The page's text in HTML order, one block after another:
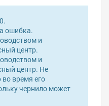
ошибка.
и
центр.
и
центр. Не
во время его
чернило может